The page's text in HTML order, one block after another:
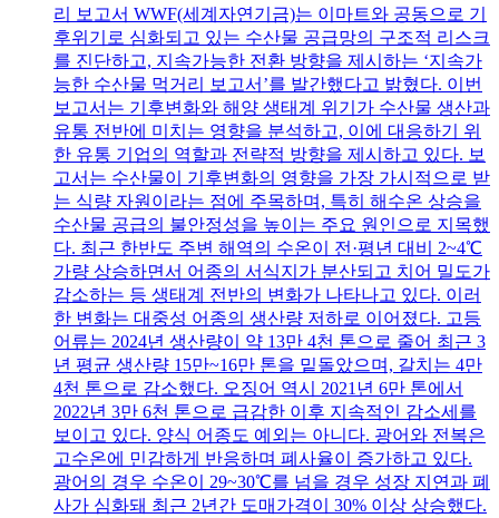
리 보고서 WWF(세계자연기금)는 이마트와 공동으로 기
후위기로 심화되고 있는 수산물 공급망의 구조적 리스크
를 진단하고, 지속가능한 전환 방향을 제시하는 ‘지속가
능한 수산물 먹거리 보고서’를 발간했다고 밝혔다. 이번
보고서는 기후변화와 해양 생태계 위기가 수산물 생산과
유통 전반에 미치는 영향을 분석하고, 이에 대응하기 위
한 유통 기업의 역할과 전략적 방향을 제시하고 있다. 보
고서는 수산물이 기후변화의 영향을 가장 가시적으로 받
는 식량 자원이라는 점에 주목하며, 특히 해수온 상승을
수산물 공급의 불안정성을 높이는 주요 원인으로 지목했
다. 최근 한반도 주변 해역의 수온이 전·평년 대비 2~4℃
가량 상승하면서 어종의 서식지가 분산되고 치어 밀도가
감소하는 등 생태계 전반의 변화가 나타나고 있다. 이러
한 변화는 대중성 어종의 생산량 저하로 이어졌다. 고등
어류는 2024년 생산량이 약 13만 4천 톤으로 줄어 최근 3
년 평균 생산량 15만~16만 톤을 밑돌았으며, 갈치는 4만
4천 톤으로 감소했다. 오징어 역시 2021년 6만 톤에서
2022년 3만 6천 톤으로 급감한 이후 지속적인 감소세를
보이고 있다. 양식 어종도 예외는 아니다. 광어와 전복은
고수온에 민감하게 반응하며 폐사율이 증가하고 있다.
광어의 경우 수온이 29~30℃를 넘을 경우 성장 지연과 폐
사가 심화돼 최근 2년간 도매가격이 30% 이상 상승했다.